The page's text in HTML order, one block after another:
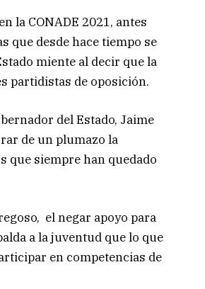
la CONADE 2021, antes
que desde hace tiempo se
miente al decir que la
partidistas de oposición.
del Estado, Jaime
de un plumazo la
que siempre han quedado
el negar apoyo para
a la juventud que lo que
en competencias de